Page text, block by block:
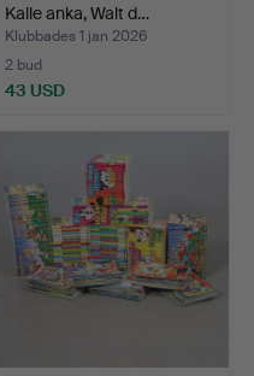
Kalle anka, Walt d…
Klubbades 1 jan 2026
2 bud
43 USD